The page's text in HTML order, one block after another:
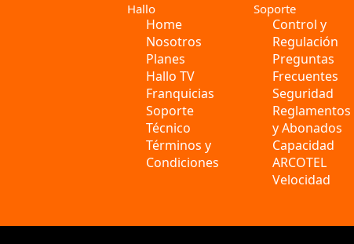
Hallo
Home
Nosotros
Planes
Hallo TV
Franquicias
Soporte
Técnico
Términos y
Condiciones
Soporte
Control y
Regulación
Preguntas
Frecuentes
Seguridad
Reglamentos
y Abonados
Capacidad
ARCOTEL
Velocidad